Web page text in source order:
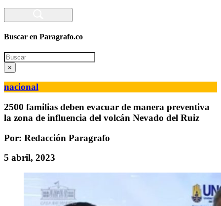
Buscar en Paragrafo.co
Search
×
nacional
2500 familias deben evacuar de manera preventiva
la zona de influencia del volcán Nevado del Ruiz
Por: Redacción Paragrafo
5 abril, 2023